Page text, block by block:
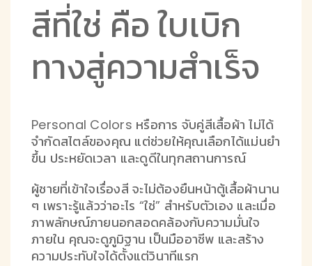
สีที่ใช่ คือ ใบเบิก
ทางสู่ความสำเร็จ
Personal Colors หรือการ จับคู่สีเสื้อผ้า ไม่ได้
จำกัดสไตล์ของคุณ แต่ช่วยให้คุณเลือกได้แม่นยำ
ขึ้น ประหยัดเวลา และดูดีในทุกสถานการณ์
ผู้ชายที่เข้าใจเรื่องสี จะไม่ต้องยืนหน้าตู้เสื้อผ้านาน
ๆ เพราะรู้แล้วว่าอะไร “ใช่” สำหรับตัวเอง และเมื่อ
ภาพลักษณ์ภายนอกสอดคล้องกับความมั่นใจ
ภายใน คุณจะดูภูมิฐาน เป็นมืออาชีพ และสร้าง
ความประทับใจได้ตั้งแต่วินาทีแรก